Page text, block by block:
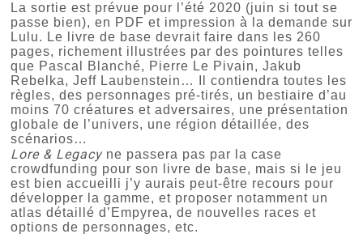
La sortie est prévue pour l’été 2020 (juin si tout se
passe bien), en PDF et impression à la demande sur
Lulu. Le livre de base devrait faire dans les 260
pages, richement illustrées par des pointures telles
que Pascal Blanché, Pierre Le Pivain, Jakub
Rebelka, Jeff Laubenstein… Il contiendra toutes les
règles, des personnages pré-tirés, un bestiaire d’au
moins 70 créatures et adversaires, une présentation
globale de l’univers, une région détaillée, des
scénarios…
Lore & Legacyne passera pas par la case
crowdfunding pour son livre de base, mais si le jeu
est bien accueilli j’y aurais peut-être recours pour
développer la gamme, et proposer notamment un
atlas détaillé d’Empyrea, de nouvelles races et
options de personnages, etc.